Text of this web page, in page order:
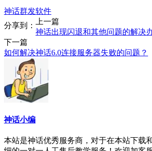
神话群发软件
分享到：
上一篇
神话出现闪退和其他问题的解决
下一篇
如何解决神话6.0连接服务器失败的问题？
神话小编
本站是神话优秀服务商，对于在本站下载